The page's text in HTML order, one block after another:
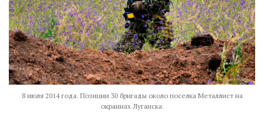
8 июля 2014 года. Позиции 30 бригады около поселка Металлист на
окраинах Луганска.